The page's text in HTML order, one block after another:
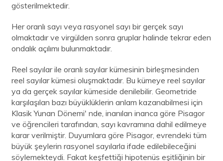
gösterilmektedir.
Her oranlı sayı veya rasyonel sayı bir gerçek sayı
olmaktadır ve virgülden sonra gruplar halinde tekrar eden
ondalık açılımı bulunmaktadır.
Reel sayılar ile oranlı sayılar kümesinin birleşmesinden
reel sayılar kümesi oluşmaktadır. Bu kümeye reel sayılar
ya da gerçek sayılar kümeside denilebilir. Geometride
karşılaşılan bazı büyüklüklerin anlam kazanabilmesi için
Klasik Yunan Dönemi' nde, inanılan inanca göre Pisagor
ve öğrencileri tarafından, sayı kavramına dahil edilmeye
karar verilmiştir. Duyumlara göre Pisagor, evrendeki tüm
büyük şeylerin rasyonel sayılarla ifade edilebileceğini
söylemekteydi. Fakat keşfettiği hipotenüs eşitliğinin bir